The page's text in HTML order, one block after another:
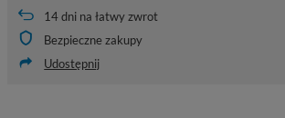
14dni na łatwy zwrot
Bezpieczne zakupy
Udostępnij